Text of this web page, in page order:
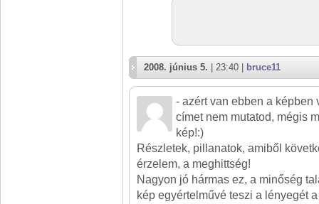
2008. június 5. | 23:40 | bruce11
- azért van ebben a képben
címet nem mutatod, mégis
kép!:)
Részletek, pillanatok, amiből
érzelem, a meghittség!
Nagyon jó hármas ez, a minőség
kép egyértelművé teszi a lényegét